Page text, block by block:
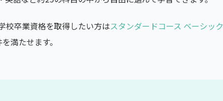
校卒業資格を取得したい方はスタンダードコース ベーシック
満たせます。